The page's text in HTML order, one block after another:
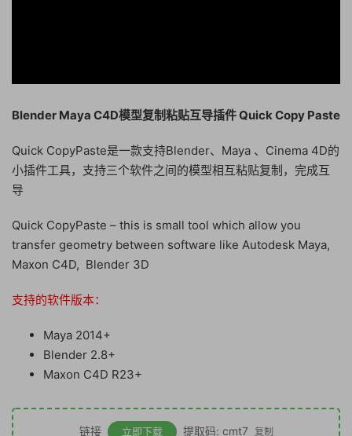
Blender Maya C4D模型复制粘贴互导插件 Quick Copy Paste
Quick CopyPaste是一款支持Blender、Maya 、Cinema 4D的
小插件工具，支持三个软件之间的模型相互粘贴复制，完成互
导
Quick CopyPaste – this is small tool which allow you
transfer geometry between software like Autodesk Maya,
Maxon C4D, Blender 3D
支持的软件版本：
Maya 2014+
Blender 2.8+
Maxon C4D R23+
链接 立即下载 提取码: cmt7 复制